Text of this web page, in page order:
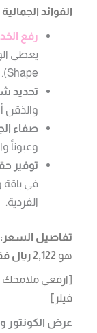
الفوائد
رفع
Shape).
تحديد
والذقن
صفاء
وعيوناً
توفير
في باقة
الفردية.
تفاصيل السعر:
هو2,122 ريال فقط
فيلر]
عرض الكونتور